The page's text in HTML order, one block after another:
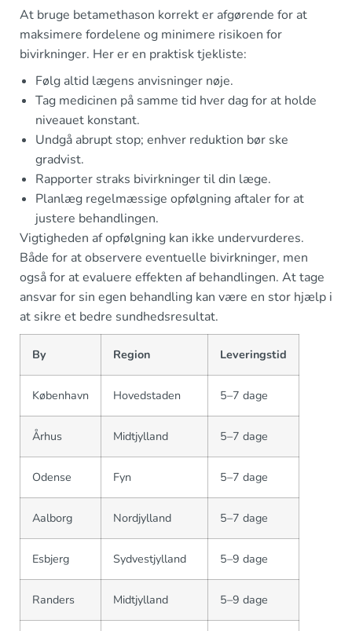
At bruge betamethason korrekt er afgørende for at
maksimere fordelene og minimere risikoen for
bivirkninger. Her er en praktisk tjekliste:
Følg altid lægens anvisninger nøje.
Tag medicinen på samme tid hver dag for at holde
niveauet konstant.
Undgå abrupt stop; enhver reduktion bør ske
gradvist.
Rapporter straks bivirkninger til din læge.
Planlæg regelmæssige opfølgning aftaler for at
justere behandlingen.
Vigtigheden af opfølgning kan ikke undervurderes.
Både for at observere eventuelle bivirkninger, men
også for at evaluere effekten af behandlingen. At tage
ansvar for sin egen behandling kan være en stor hjælp i
at sikre et bedre sundhedsresultat.
By Region Leveringstid
København Hovedstaden 5–7 dage
Århus Midtjylland 5–7 dage
Odense Fyn 5–7 dage
Aalborg Nordjylland 5–7 dage
Esbjerg Sydvestjylland 5–9 dage
Randers Midtjylland 5–9 dage